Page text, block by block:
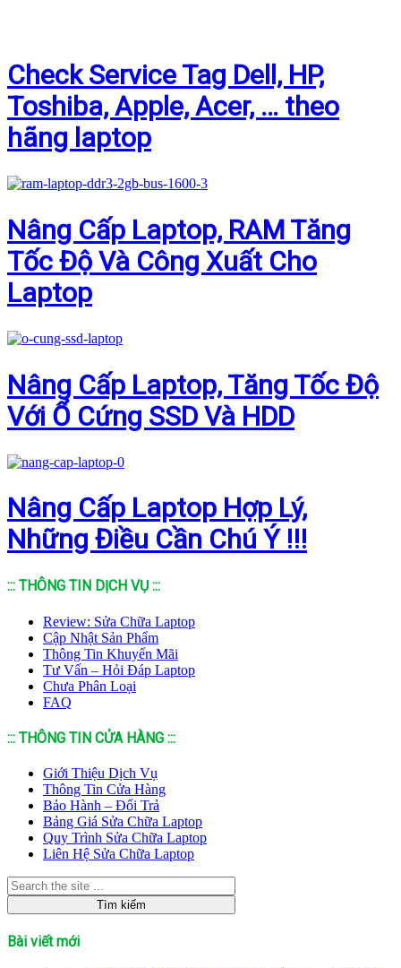
Check Service Tag Dell, HP,
Toshiba, Apple, Acer, … theo
hãng laptop
Nâng Cấp Laptop, RAM Tăng
Tốc Độ Và Công Xuất Cho
Laptop
Nâng Cấp Laptop, Tăng Tốc Độ
Với Ổ Cứng SSD Và HDD
Nâng Cấp Laptop Hợp Lý,
Những Điều Cần Chú Ý !!!
::: THÔNG TIN DỊCH VỤ :::
Review: Sửa Chữa Laptop
Cập Nhật Sản Phẩm
Thông Tin Khuyến Mãi
Tư Vấn – Hỏi Đáp Laptop
Chưa Phân Loại
FAQ
::: THÔNG TIN CỬA HÀNG :::
Giới Thiệu Dịch Vụ
Thông Tin Cửa Hàng
Bảo Hành – Đổi Trả
Bảng Giá Sửa Chữa Laptop
Quy Trình Sửa Chữa Laptop
Liên Hệ Sửa Chữa Laptop
Bài viết mới